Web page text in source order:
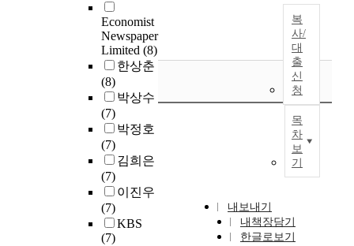
Economist
Newspaper
Limited (8)
한상춘
(8)
박상수
(7)
박정호
(7)
김희은
(7)
이진우
(7)
KBS
(7)
복
사/
대
출
신
청
목
차
보
기
내보내기
내책장담기
한글로보기